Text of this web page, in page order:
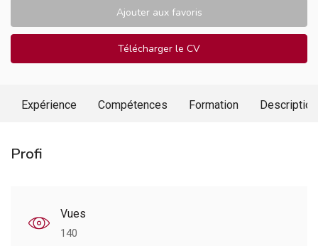
Ajouter aux favoris
Télécharger le CV
Expérience Compétences Formation Description
Profi
Vues
140